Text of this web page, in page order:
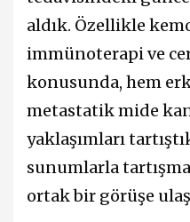
aldık. Özellikle
immünoterapi ve
konusunda, hem
metastatik mide
yaklaşımları
sunumlarla
ortak bir görüşe